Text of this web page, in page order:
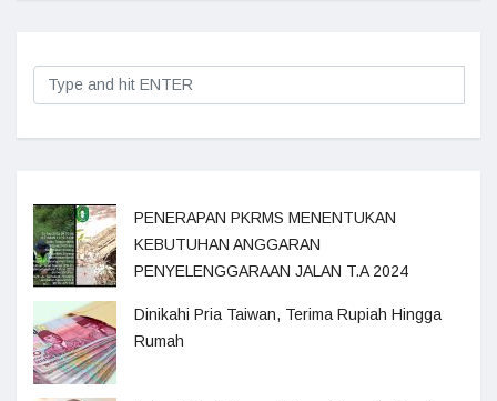
PENERAPAN PKRMS MENENTUKAN
KEBUTUHAN ANGGARAN
PENYELENGGARAAN JALAN T.A 2024
Dinikahi Pria Taiwan, Terima Rupiah Hingga
Rumah